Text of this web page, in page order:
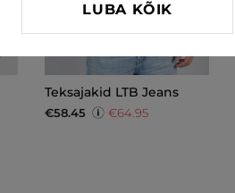
Teksajakid LTB Jeans
€58.45 €64.95
LUBA KÕIK